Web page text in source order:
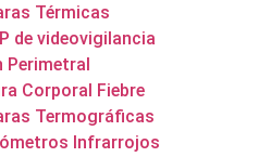
Térmicas
de videovigilancia
Perimetral
Corporal Fiebre
Termográficas
Infrarrojos